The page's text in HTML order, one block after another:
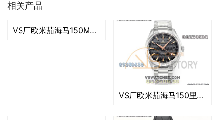
相关产品
VS厂欧米茄海马150M柚木绿盘复刻腕表-VS手表
VS厂欧米茄海马150里约白复刻腕表-VS手表